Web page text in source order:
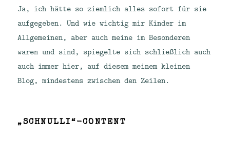
Ja, ich hätte so ziemlich alles sofort für sie
aufgegeben. Und wie wichtig mir Kinder im
Allgemeinen, aber auch meine im Besonderen
waren und sind, spiegelte sich schließlich auch
auch immer hier, auf diesem meinem kleinen
Blog, mindestens zwischen den Zeilen.
„SCHNULLI“-CONTENT